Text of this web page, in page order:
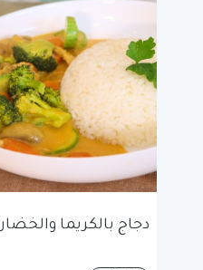
دجاج بالكريما والخضار